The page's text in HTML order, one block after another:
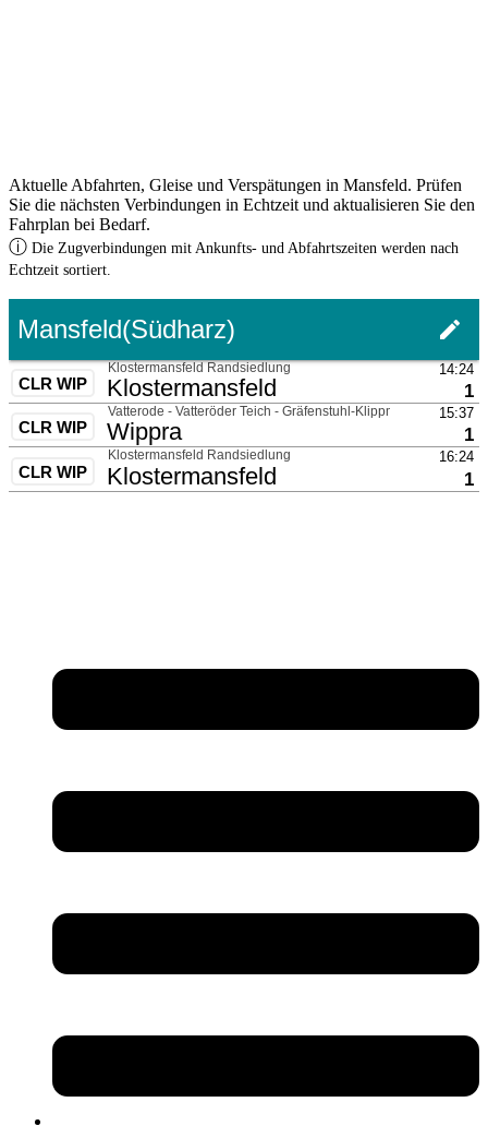
Aktuelle Abfahrten, Gleise und Verspätungen in Mansfeld. Prüfen
Sie die nächsten Verbindungen in Echtzeit und aktualisieren Sie den
Fahrplan bei Bedarf.
ⓘ Die Zugverbindungen mit Ankunfts- und Abfahrtszeiten werden nach
Echtzeit sortiert.